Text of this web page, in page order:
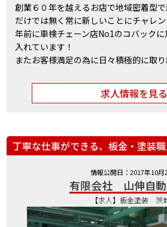
創業６０年を越えるお店で地域密着型
だけでは無く常に新しいことにチャレ
年前に車検チェーン店No1のコバック
入れています！
またお客様満足の為に日々積極的に取り
求人情報を見る
丁寧な仕事ができる、板金・塗装職
情報公開日：2017年10月
有限会社 山伸自
【求人】鈑金塗装 茨